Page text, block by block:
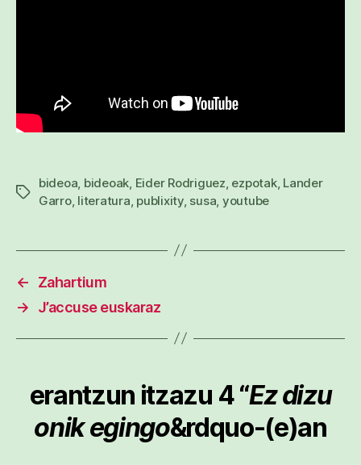
Etiketak
bideoa bideoak Eider Rodriguez ezpotak, Lander
Garro, literatura publixity, susa youtube
←
Zahartium
→
J’accuse euskaraz
erantzun itzazu 4 “Ez dizu
onik egingo&rdquo-(e)an